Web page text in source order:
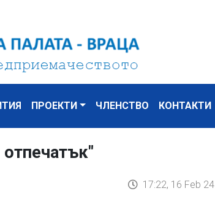
ПРОЕКТИ ЧЛЕНСТВО КОНТАКТИ
17:22, 16 Feb 24